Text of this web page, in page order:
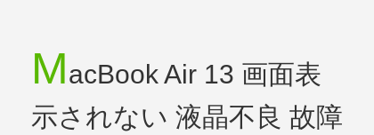
MacBook Air 13 画面表
示されない 液晶不良 故障